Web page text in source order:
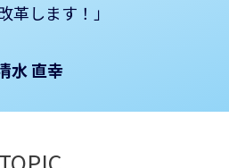
革します！」
水 直幸